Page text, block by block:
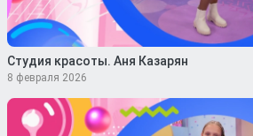
Студия красоты. Аня Казарян
8 февраля 2026